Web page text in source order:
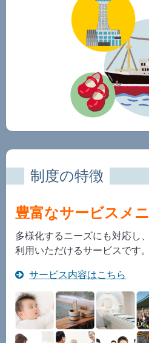
制度の特徴
豊富なサービスメ
多様化するニーズにも対応し
利用いただけるサービスです。
サービス内容はこちら